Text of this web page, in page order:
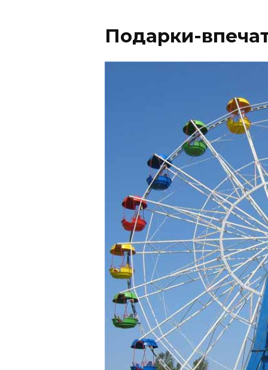
Подарки-